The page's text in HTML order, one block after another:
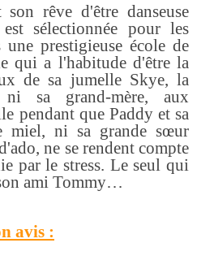
rêve d'être danseuse
sélectionnée pour les
une prestigieuse école de
qui a l'habitude d'être la
de sa jumelle Skye, la
sa grand-mère, aux
pendant que Paddy et sa
miel, ni sa grande sœur
ne se rendent compte
par le stress. Le seul qui
ami Tommy…
avis :